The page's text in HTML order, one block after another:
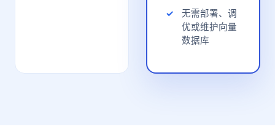
无需部署、调
优或维护向量
数据库